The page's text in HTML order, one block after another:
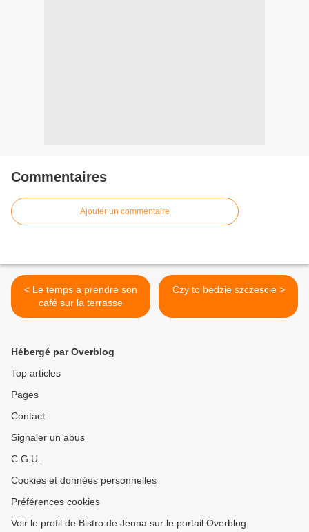
Commentaires
Ajouter un commentaire
< Le temps a prendre son
café sur la terrasse
Czy to bedzie szczescie >
Hébergé par Overblog
Top articles
Pages
Contact
Signaler un abus
C.G.U.
Cookies et données personnelles
Préférences cookies
Voir le profil de Bistro de Jenna sur le portail Overblog